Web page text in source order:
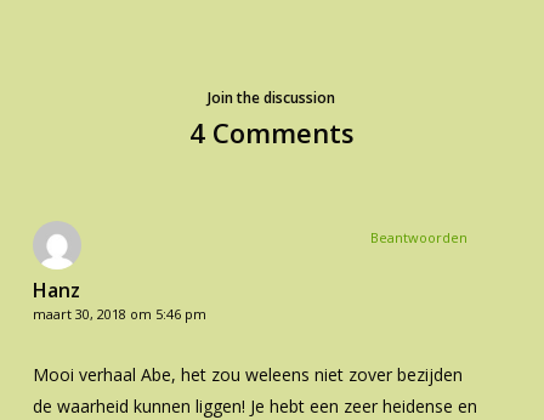
Join the discussion
4 Comments
Hanz
maart 30, 2018 om 5:46 pm
Mooi verhaal Abe, het zou weleens niet zover bezijden
de waarheid kunnen liggen! Je hebt een zeer heidense en
Beantwoorden